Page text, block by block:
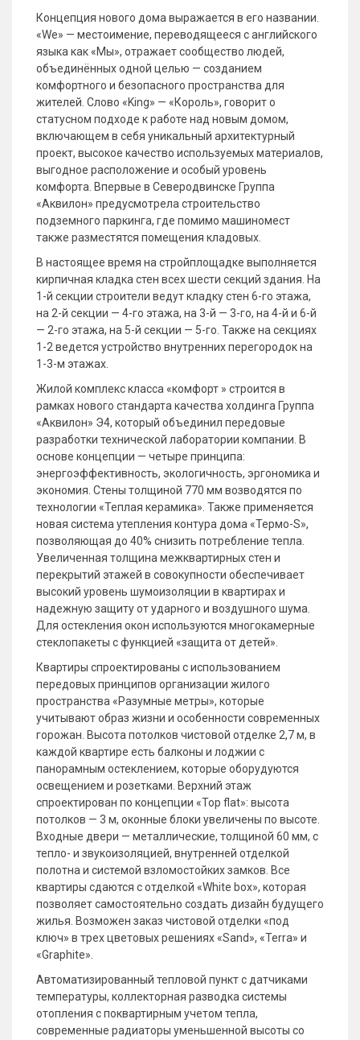
Концепция нового дома выражается в его названии.
«We» — местоимение, переводящееся с английского
языка как «Мы», отражает сообщество людей,
объединённых одной целью — созданием
комфортного и безопасного пространства для
жителей. Слово «King» — «Король», говорит о
статусном подходе к работе над новым домом,
включающем в себя уникальный архитектурный
проект, высокое качество используемых материалов,
выгодное расположение и особый уровень
комфорта. Впервые в Северодвинске Группа
«Аквилон» предусмотрела строительство
подземного паркинга, где помимо машиномест
также разместятся помещения кладовых.
В настоящее время на стройплощадке выполняется
кирпичная кладка стен всех шести секций здания. На
1-й секции строители ведут кладку стен 6-го этажа,
на 2-й секции — 4-го этажа, на 3-й — 3-го, на 4-й и 6-й
— 2-го этажа, на 5-й секции — 5-го. Также на секциях
1-2 ведется устройство внутренних перегородок на
1-3-м этажах.
Жилой комплекс класса «комфорт » строится в
рамках нового стандарта качества холдинга Группа
«Аквилон» Э4, который объединил передовые
разработки технической лаборатории компании. В
основе концепции — четыре принципа:
энергоэффективность, экологичность, эргономика и
экономия. Стены толщиной 770 мм возводятся по
технологии «Теплая керамика». Также применяется
новая система утепления контура дома «Термо-S»,
позволяющая до 40% снизить потребление тепла.
Увеличенная толщина межквартирных стен и
перекрытий этажей в совокупности обеспечивает
высокий уровень шумоизоляции в квартирах и
надежную защиту от ударного и воздушного шума.
Для остекления окон используются многокамерные
стеклопакеты с функцией «защита от детей».
Квартиры спроектированы с использованием
передовых принципов организации жилого
пространства «Разумные метры», которые
учитывают образ жизни и особенности современных
горожан. Высота потолков чистовой отделке 2,7 м, в
каждой квартире есть балконы и лоджии с
панорамным остеклением, которые оборудуются
освещением и розетками. Верхний этаж
спроектирован по концепции «Top flat»: высота
потолков — 3 м, оконные блоки увеличены по высоте.
Входные двери — металлические, толщиной 60 мм, с
тепло- и звукоизоляцией, внутренней отделкой
полотна и системой взломостойких замков. Все
квартиры сдаются с отделкой «White box», которая
позволяет самостоятельно создать дизайн будущего
жилья. Возможен заказ чистовой отделки «под
ключ» в трех цветовых решениях «Sand», «Terra» и
«Graphite».
Автоматизированный тепловой пункт с датчиками
температуры, коллекторная разводка системы
отопления с поквартирным учетом тепла,
современные радиаторы уменьшенной высоты со